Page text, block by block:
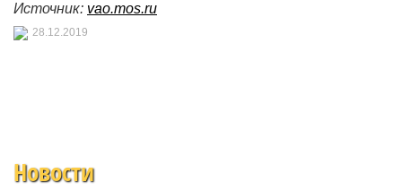
Источник: vao.mos.ru
28.12.2019
Новости